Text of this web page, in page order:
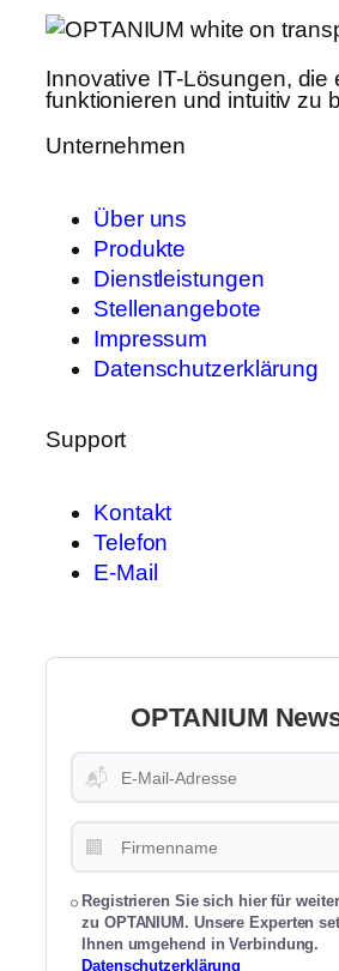
Innovative IT-Lösungen, die
funktionieren und intuitiv zu
Unternehmen
Über uns
Produkte
Dienstleistungen
Stellenangebote
Impressum
Datenschutzerklärung
Support
Kontakt
Telefon
E-Mail
OPTANIUM
📬
🏢
Registrieren Sie sich hier für
zu OPTANIUM. Unsere Experten
Ihnen umgehend in Verbindung.
Datenschutzerklärung